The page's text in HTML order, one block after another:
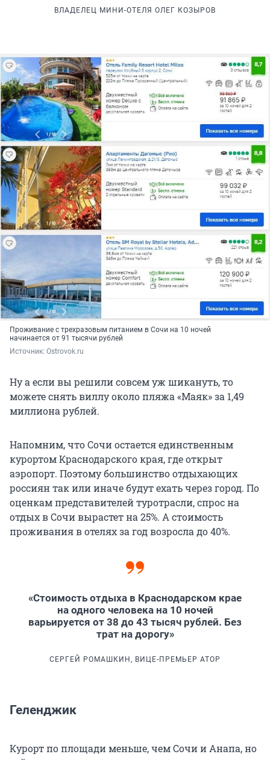
ВЛАДЕЛЕЦ МИНИ-ОТЕЛЯ ОЛЕГ КОЗЫРОВ
Проживание с трехразовым питанием в Сочи на 10 ночей
начинается от 91 тысячи рублей
Источник: Ostrovok.ru
Ну а если вы решили совсем уж шикануть, то
можете снять виллу около пляжа «Маяк» за 1,49
миллиона рублей.
Напомним, что Сочи остается единственным
курортом Краснодарского края, где открыт
аэропорт. Поэтому большинство отдыхающих
россиян так или иначе будут ехать через город. По
оценкам представителей туротрасли, спрос на
отдых в Сочи вырастет на 25%. А стоимость
проживания в отелях за год возросла до 40%.
«Стоимость отдыха в Краснодарском крае
на одного человека на 10 ночей
варьируется от 38 до 43 тысяч рублей. Без
трат на дорогу»
СЕРГЕЙ РОМАШКИН, ВИЦЕ-ПРЕМЬЕР АТОР
Геленджик
Курорт по площади меньше, чем Сочи и Анапа, но